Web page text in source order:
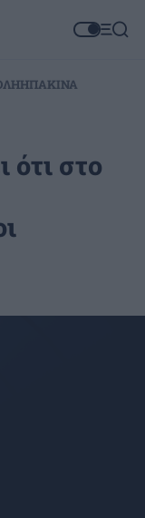
ΗΠΑΚΙΝΑ
ότι στο